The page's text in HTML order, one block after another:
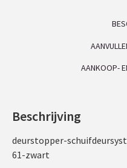
AANKOOP-
Beschrijving
deurstopper-
61-zwart